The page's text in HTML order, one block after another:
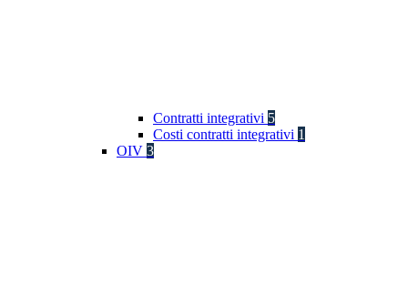
Contratti integrativi 5
Costi contratti integrativi 1
OIV 3